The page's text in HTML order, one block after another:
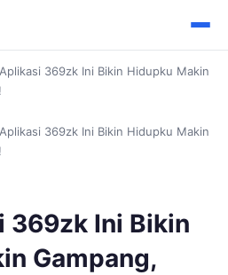
369zk Ini Bikin Hidupku Makin
369zk Ini Bikin Hidupku Makin
369zk Ini Bikin
Gampang,